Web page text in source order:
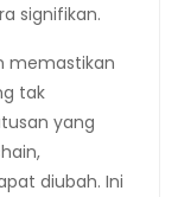
signifikan.
memastikan
tak
yang
diubah. Ini